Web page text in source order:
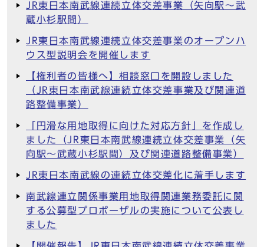
JR東日本南武線連続立体交差事業（矢向駅～武
蔵小杉駅間）
JR東日本南武線連続立体交差事業のオープンハ
ウス型説明会を開催します
【権利者の皆様へ】相談窓口を開設しました
（JR東日本南武線連続立体交差事業及び関連道
路整備事業）
「円滑な用地取得に向けた対応方針」を作成し
ました（JR東日本南武線連続立体交差事業（矢
向駅～武蔵小杉駅間）及び関連道路整備事業）
JR東日本南武線の連続立体交差化に着手します
南武線連立関係事業用地取得関連業務委託に関
する公募型プロポーザルの実施について公表し
ました